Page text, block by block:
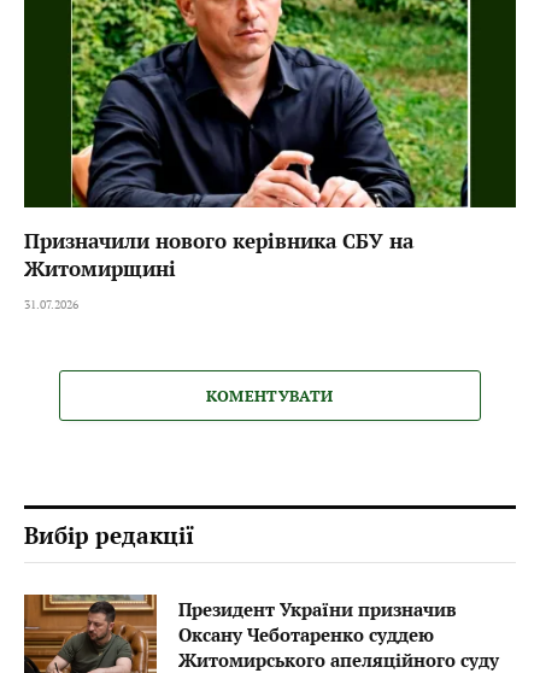
Призначили нового керівника СБУ на
Житомирщині
31.07.2026
КОМЕНТУВАТИ
Вибір редакції
Президент України призначив
Оксану Чеботаренко суддею
Житомирського апеляційного суду